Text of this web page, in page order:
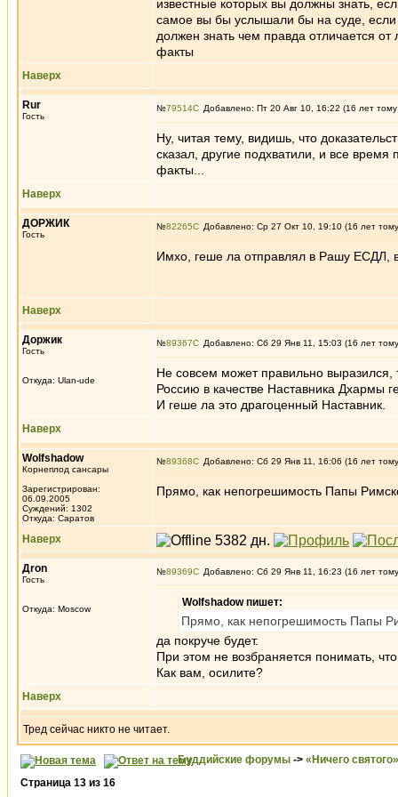
известные которых вы должны знать,
самое вы бы услышали бы на суде, если
должен знать чем правда отличается от
факты
Наверх
Rur
Гость
№79514 Добавлено: Пт 20 Авг 10, 16:22 (16 лет
Ну, читая тему, видишь, что
сказал, другие подхватили, и все
факты...
Наверх
ДОРЖИК
Гость
№82265 Добавлено: Ср 27 Окт 10, 19:10 (16 лет
Имхо, геше ла отправлял в Рашу ЕСДЛ,
Наверх
Доржик
Гость
Откуда: Ulan-ude
№89367 Добавлено: Сб 29 Янв 11, 15:03 (16 лет
Не совсем может правильно
Россию в качестве Наставника Дхармы
И геше ла это драгоценный Наставник.
Наверх
Wolfshadow
Корнеплод сансары
Зарегистрирован:
06.09.2005
Суждений: 1302
Откуда: Саратов
№89368 Добавлено: Сб 29 Янв 11, 16:06 (16 лет
Прямо, как непогрешимость Папы
Наверх
Дron
Гость
Откуда: Moscow
№89369 Добавлено: Сб 29 Янв 11, 16:23 (16 лет
Wolfshadow пишет:
Прямо, как непогрешимость Папы
да покруче будет.
При этом не возбраняется понимать,
Как вам, осилите?
Наверх
Тред сейчас никто не читает.
Буддийские форумы -> «Ничего святого»
Страница 13 из 16